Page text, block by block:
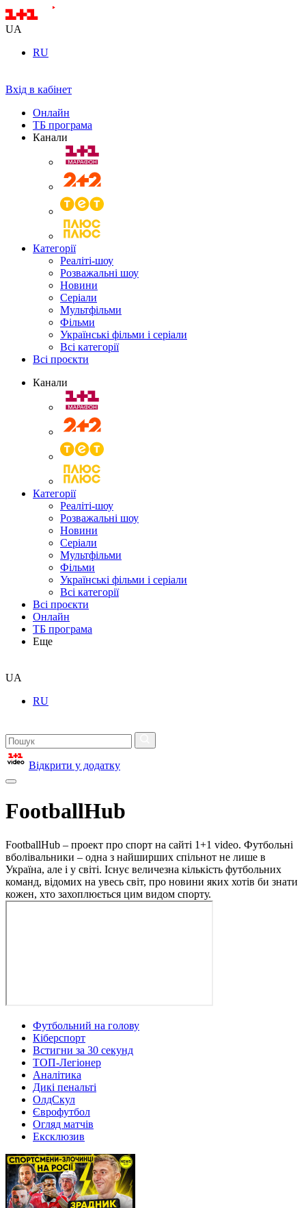
UA
RU
Вхід в кабінет
Онлайн
ТБ програма
Канали
Категорії
Реаліті-шоу
Розважальні шоу
Новини
Серіали
Мультфільми
Фільми
Українські фільми і серіали
Всі категорії
Всі проєкти
Канали
Категорії
Реаліті-шоу
Розважальні шоу
Новини
Серіали
Мультфільми
Фільми
Українські фільми і серіали
Всі категорії
Всі проєкти
Онлайн
ТБ програма
Еще
UA
RU
Відкрити у додатку
FootballHub
FootballHub – проект про спорт на сайті 1+1 video. Футбольні
вболівальники – одна з найширших спільнот не лише в
Україна, але і у світі. Існує величезна кількість футбольних
команд, відомих на увесь світ, про новини яких хотів би знати
кожен, хто захоплюється цим видом спорту.
Футбольний на голову
Кіберспорт
Встигни за 30 секунд
ТОП-Легіонер
Аналітика
Дикі пенальті
ОлдСкул
Єврофутбол
Огляд матчів
Ексклюзив